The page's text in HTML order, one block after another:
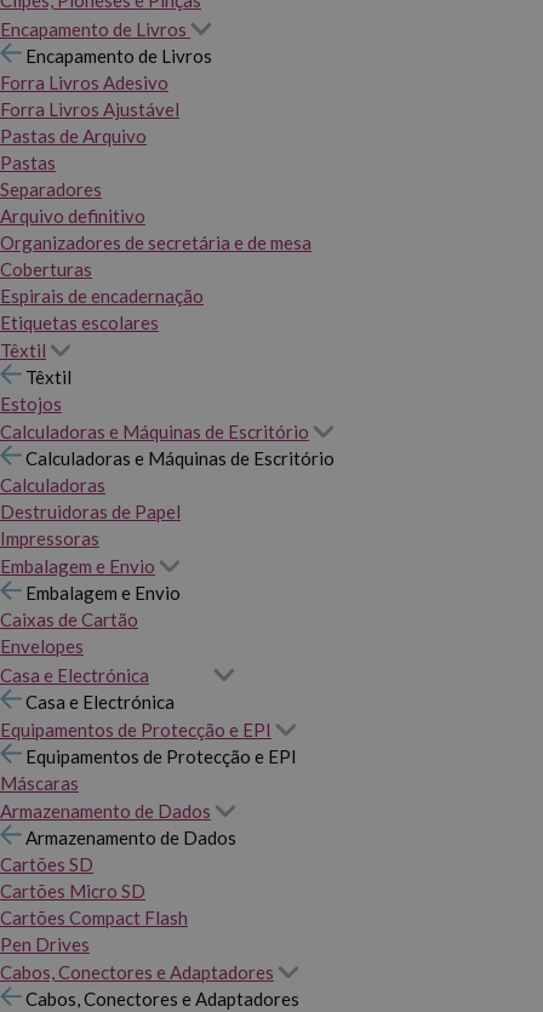
Encapamento de Livros
Encapamento de Livros
Forra Livros Adesivo
Forra Livros Ajustável
Pastas de Arquivo
Pastas
Separadores
Arquivo definitivo
Organizadores de secretária e de mesa
Coberturas
Espirais de encadernação
Etiquetas escolares
Têxtil
Têxtil
Estojos
Calculadoras e Máquinas de Escritório
Calculadoras e Máquinas de Escritório
Calculadoras
Destruidoras de Papel
Impressoras
Embalagem e Envio
Embalagem e Envio
Caixas de Cartão
Envelopes
Casa e Electrónica
Casa e Electrónica
Equipamentos de Protecção e EPI
Equipamentos de Protecção e EPI
Máscaras
Armazenamento de Dados
Armazenamento de Dados
Cartões SD
Cartões Micro SD
Cartões Compact Flash
Pen Drives
Cabos, Conectores e Adaptadores
Cabos, Conectores e Adaptadores